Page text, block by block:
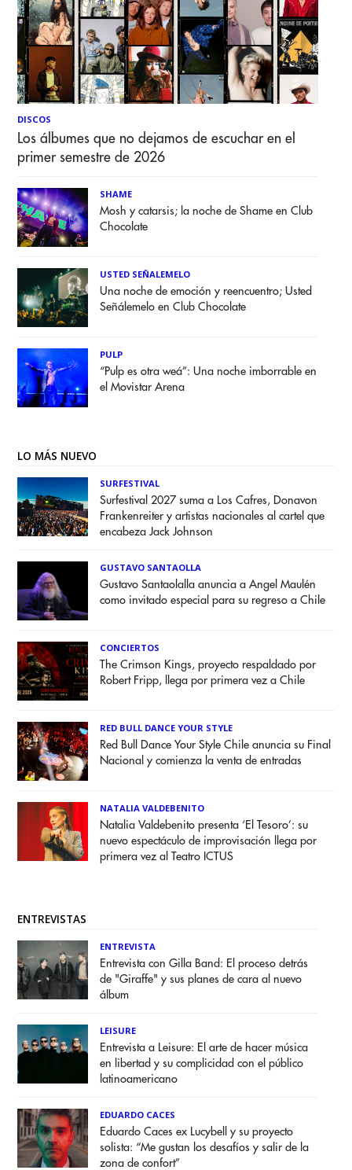
DISCOS
Los álbumes que no dejamos de escuchar en el
primer semestre de 2026
SHAME
Mosh y catarsis; la noche de Shame en Club
Chocolate
USTED SEÑALEMELO
Una noche de emoción y reencuentro; Usted
Señálemelo en Club Chocolate
PULP
“Pulp es otra weá”: Una noche imborrable en
el Movistar Arena
LO MÁS NUEVO
SURFESTIVAL
Surfestival 2027 suma a Los Cafres, Donavon
Frankenreiter y artistas nacionales al cartel que
encabeza Jack Johnson
GUSTAVO SANTAOLLA
Gustavo Santaolalla anuncia a Angel Maulén
como invitado especial para su regreso a Chile
CONCIERTOS
The Crimson Kings, proyecto respaldado por
Robert Fripp, llega por primera vez a Chile
RED BULL DANCE YOUR STYLE
Red Bull Dance Your Style Chile anuncia su Final
Nacional y comienza la venta de entradas
NATALIA VALDEBENITO
Natalia Valdebenito presenta ‘El Tesoro’: su
nuevo espectáculo de improvisación llega por
primera vez al Teatro ICTUS
ENTREVISTAS
ENTREVISTA
Entrevista con Gilla Band: El proceso detrás
de "Giraffe" y sus planes de cara al nuevo
álbum
LEISURE
Entrevista a Leisure: El arte de hacer música
en libertad y su complicidad con el público
latinoamericano
EDUARDO CACES
Eduardo Caces ex Lucybell y su proyecto
solista: “Me gustan los desafíos y salir de la
zona de confort”